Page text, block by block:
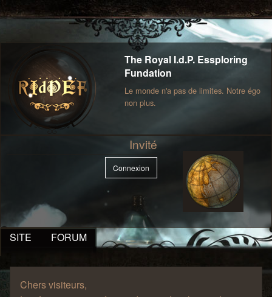
The Royal I.d.P. Essploring
Fundation
Le monde n'a pas de limites. Notre égo
non plus.
Invité
Connexion
SITE FORUM
Chers visiteurs,